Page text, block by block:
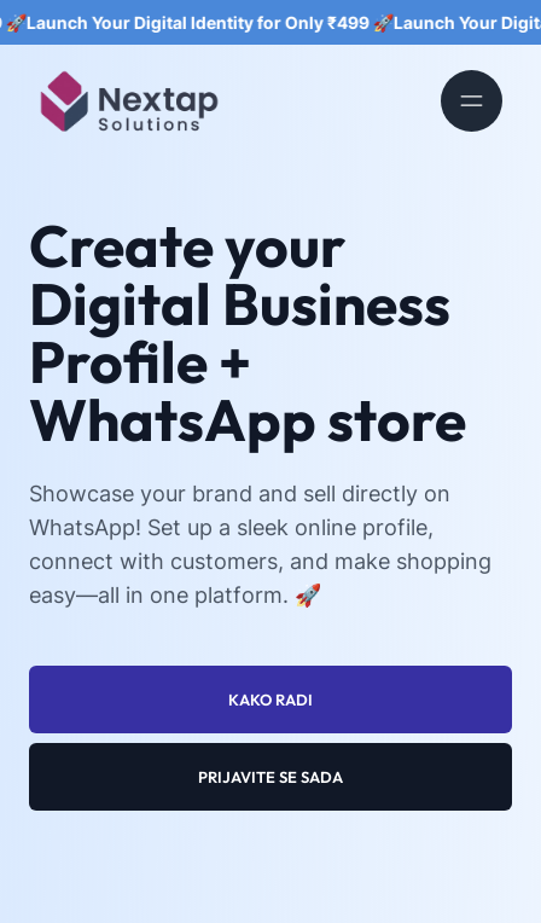
Your Digital Identity for Only ₹499 🚀Launch Your Digital
Create your
Digital Business
Profile +
WhatsApp store
Showcase your brand and sell directly on
WhatsApp! Set up a sleek online profile,
connect with customers, and make shopping
easy—all in one platform. 🚀
KAKO RADI
PRIJAVITE SE SADA